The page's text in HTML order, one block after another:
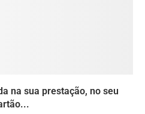
na sua prestação, no seu